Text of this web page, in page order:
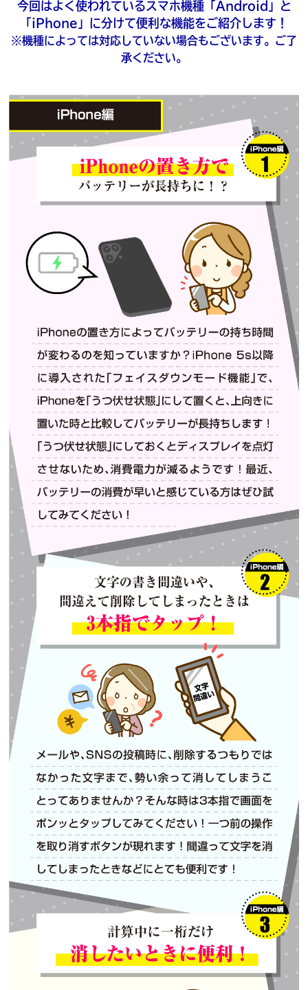
今回はよく使われているスマホ機種「Android」と
「iPhone」に分けて便利な機能をご紹介します！
※機種によっては対応していない場合もございます。ご了
承ください。